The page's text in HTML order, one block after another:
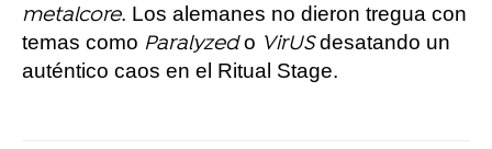
metalcore. Los alemanes no dieron tregua con
temas como Paralyzedo VirUSdesatando un
auténtico caos en el Ritual Stage.